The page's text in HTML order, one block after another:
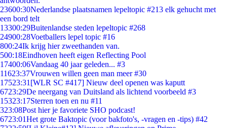
23600:30Nederlandse plaatsnamen lepeltopic #213 elk gehucht met
een bord telt
13300:29Buitenlandse steden lepeltopic #268
24900:28Voetballers lepel topic #16
800:24Ik krijg hier zweethanden van.
500:18Eindhoven heeft eigen Reflecting Pool
17400:06Vandaag 40 jaar geleden... #3
11623:37Vrouwen willen geen man meer #30
17523:31 [WLR SC #417] Nieuw deel openen was kaputt
6723:29De neergang van Duitsland als lichtend voorbeeld #3
15323:17Sterren toen en nu #11
323:08Post hier je favoriete SHO podcast!
6723:01Het grote Baktopic (voor bakfoto's, -vragen en -tips) #42